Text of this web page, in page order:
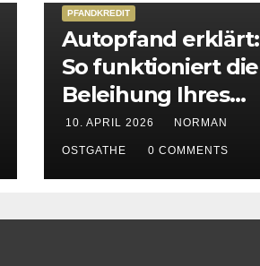
PFANDKREDIT
Autopfand erklärt:
So funktioniert die
Beleihung Ihres
Fahrzeugs
10. APRIL 2026 NORMAN
OSTGATHE 0 COMMENTS